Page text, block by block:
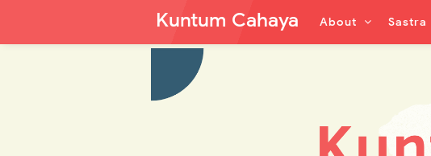
Kuntum Cahaya About Sastra